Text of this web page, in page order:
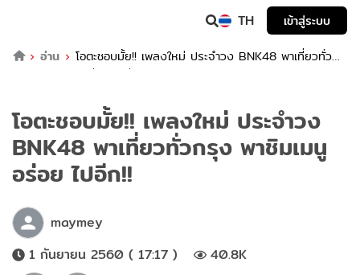
TH
เข้าสู่ระบบ
อ่าน
โอตะชอบมั้ย!! เพลงใหม่ ประจำวง BNK48 พาเที่ยวทั่ว
กรุง พาชิมเมนูอร่อย ไปอีก!!
โอตะชอบมั้ย!! เพลงใหม่ ประจำวง
BNK48 พาเที่ยวทั่วกรุง พาชิมเมนู
อร่อย ไปอีก!!
maymey
1 กันยายน 2560 ( 17:17 )
40.8K